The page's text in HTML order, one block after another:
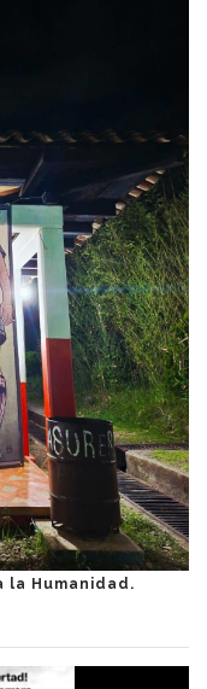
la Humanidad.